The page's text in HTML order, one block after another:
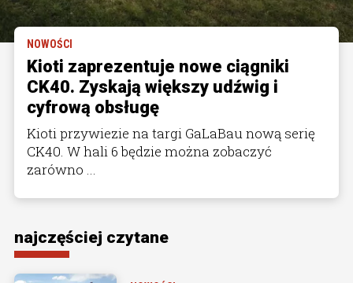
NOWOŚCI
Kioti zaprezentuje nowe ciągniki
CK40. Zyskają większy udźwig i
cyfrową obsługę
Kioti przywiezie na targi GaLaBau nową serię
CK40. W hali 6 będzie można zobaczyć
zarówno ...
najczęściej czytane